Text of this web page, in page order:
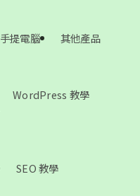
手提電腦 其他產品
WordPress 教學
SEO 教學